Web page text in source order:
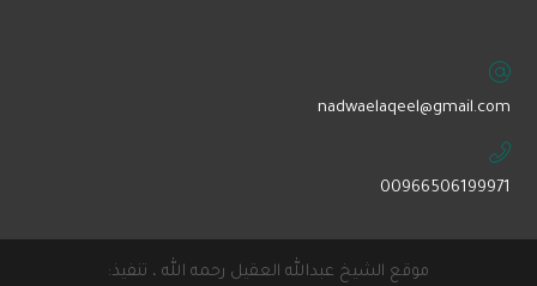
‏nadwaelaqeel@gmail.com
00966506199971
موقع الشيخ عبدالله العقيل رحمه الله ، تنفيذ: